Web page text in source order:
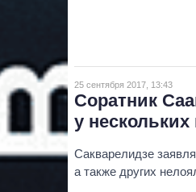
25 сентября 2017, 13:43
Соратник
у
Сакварелидзе
а также других